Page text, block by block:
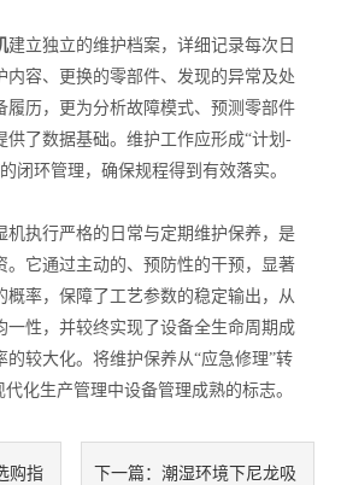
建立独立的维护档案，详细记录每次日
内容、更换的零部件、发现的异常及处
履历，更为分析故障模式、预测零部件
供了数据基础。维护工作应形成“计划-
闭环管理，确保规程得到有效落实。
执行严格的日常与定期维护保养，是
。它通过主动的、预防性的干预，显著
概率，保障了工艺参数的稳定输出，从
一性，并较终实现了设备全生命周期成
的较大化。将维护保养从“应急修理”转
化生产管理中设备管理成熟的标志。
购指 下一篇： 潮湿环境下尼龙吸